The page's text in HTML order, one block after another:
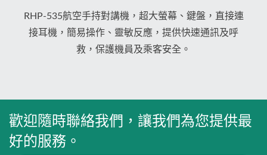
RHP-535航空手持對講機，超大螢幕、鍵盤，直接連
接耳機，簡易操作、靈敏反應，提供快速通訊及呼
救，保護機員及乘客安全。
歡迎隨時聯絡我們，讓我們為您提供最
好的服務。